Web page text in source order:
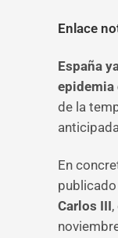
Enlace
España
epidemia
de la
En
publicado
Carlos III